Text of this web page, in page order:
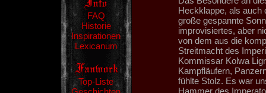
FAQ
Historie
Inspirationen
Lexicanum
Top-Liste
Heckklappe, als auch
große gespannte
improvisiertes, aber
von dem aus die
Streitmacht des
Kommissar Kolwa
Kampfläufern,
fühlte Stolz. Es war
Hammer des